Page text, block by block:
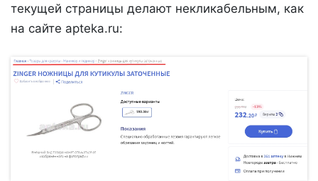
текущей страницы делают некликабельным, как
на сайте apteka.ru: